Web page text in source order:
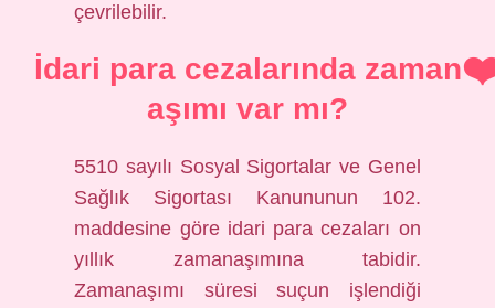
çevrilebilir.
İdari para cezalarında zaman
aşımı var mı?
5510 sayılı Sosyal Sigortalar ve Genel
Sağlık Sigortası Kanununun 102.
maddesine göre idari para cezaları on
yıllık zamanaşımına tabidir.
Zamanaşımı süresi suçun işlendiği